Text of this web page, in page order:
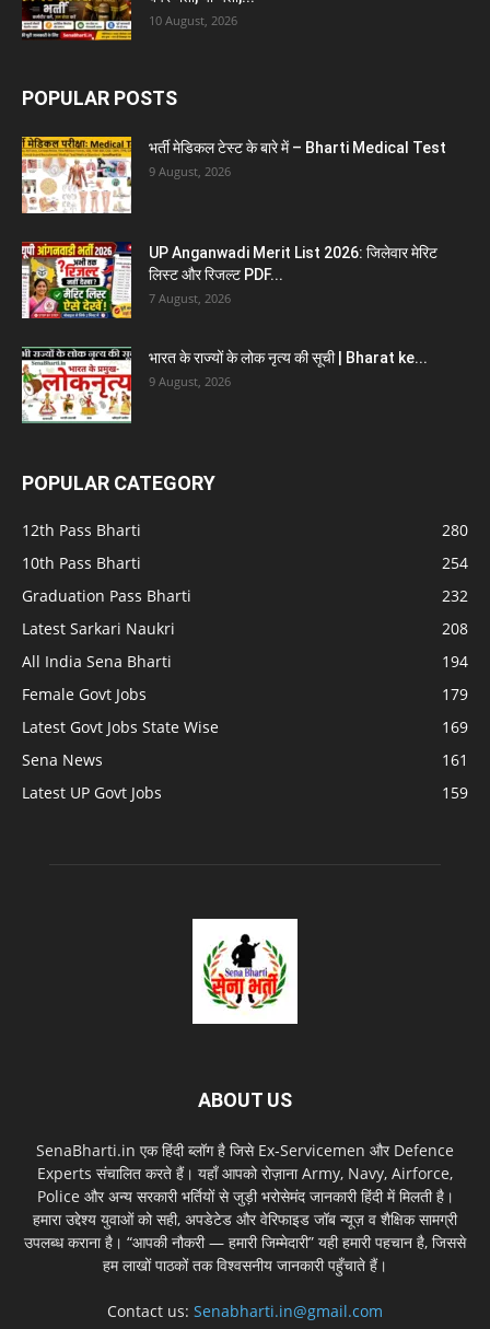
10 August, 2026
POPULAR POSTS
भर्ती मेडिकल टेस्ट के बारे में – Bharti Medical Test
9 August, 2026
UP Anganwadi Merit List 2026: जिलेवार मेरिट
लिस्ट और रिजल्ट PDF...
7 August, 2026
भारत के राज्यों के लोक नृत्य की सूची | Bharat ke...
9 August, 2026
POPULAR CATEGORY
12th Pass Bharti
280
10th Pass Bharti
254
Graduation Pass Bharti
232
Latest Sarkari Naukri
208
All India Sena Bharti
194
Female Govt Jobs
179
Latest Govt Jobs State Wise
169
Sena News
161
Latest UP Govt Jobs
159
ABOUT US
SenaBharti.in एक हिंदी ब्लॉग है जिसे Ex‑Servicemen और Defence
Experts संचालित करते हैं। यहाँ आपको रोज़ाना Army, Navy, Airforce,
Police और अन्य सरकारी भर्तियों से जुड़ी भरोसेमंद जानकारी हिंदी में मिलती है।
हमारा उद्देश्य युवाओं को सही, अपडेटेड और वेरिफाइड जॉब न्यूज़ व शैक्षिक सामग्री
उपलब्ध कराना है। “आपकी नौकरी — हमारी जिम्मेदारी” यही हमारी पहचान है, जिससे
हम लाखों पाठकों तक विश्वसनीय जानकारी पहुँचाते हैं।
Contact us: Senabharti.in@gmail.com